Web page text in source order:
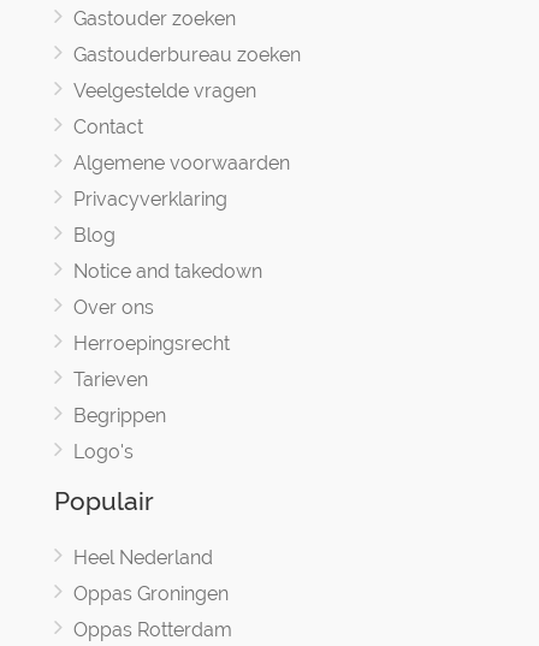
Gastouder zoeken
Gastouderbureau zoeken
Veelgestelde vragen
Contact
Algemene voorwaarden
Privacyverklaring
Blog
Notice and takedown
Over ons
Herroepingsrecht
Tarieven
Begrippen
Logo's
Populair
Heel Nederland
Oppas Groningen
Oppas Rotterdam